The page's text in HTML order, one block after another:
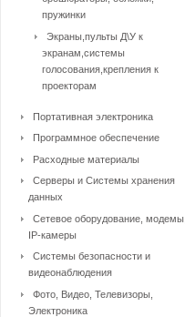
пружинки
Экраны,пульты Д\У к
экранам,системы
голосования,крепления к
проекторам
Портативная электроника
Программное обеспечение
Расходные материалы
Серверы и Системы хранения
данных
Сетевое оборудование, модемы,
IP-камеры
Системы безопасности и
видеонаблюдения
Фото, Видео, Телевизоры,
Электроника